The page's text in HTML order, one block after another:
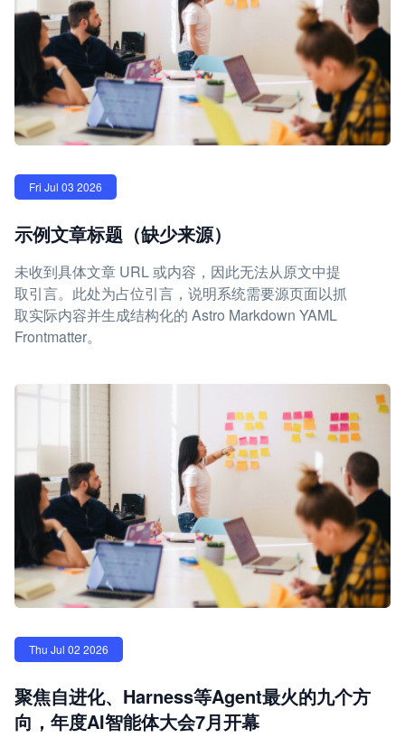
Fri Jul 03 2026
示例文章标题（缺少来源）
未收到具体文章 URL 或内容，因此无法从原文中提
取引言。此处为占位引言，说明系统需要源页面以抓
取实际内容并生成结构化的 Astro Markdown YAML
Frontmatter。
Thu Jul 02 2026
聚焦自进化、Harness等Agent最火的九个方
向，年度AI智能体大会7月开幕